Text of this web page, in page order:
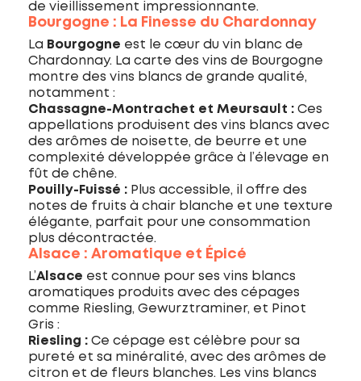
de vieillissement impressionnante.
Bourgogne : La Finesse du Chardonnay
La Bourgogne est le cœur du vin blanc de
Chardonnay. La carte des vins de Bourgogne
montre des vins blancs de grande qualité,
notamment :
Chassagne-Montrachet et Meursault : Ces
appellations produisent des vins blancs avec
des arômes de noisette, de beurre et une
complexité développée grâce à l’élevage en
fût de chêne.
Pouilly-Fuissé : Plus accessible, il offre des
notes de fruits à chair blanche et une texture
élégante, parfait pour une consommation
plus décontractée.
Alsace : Aromatique et Épicé
L’Alsace est connue pour ses vins blancs
aromatiques produits avec des cépages
comme Riesling, Gewurztraminer, et Pinot
Gris :
Riesling : Ce cépage est célèbre pour sa
pureté et sa minéralité, avec des arômes de
citron et de fleurs blanches. Les vins blancs